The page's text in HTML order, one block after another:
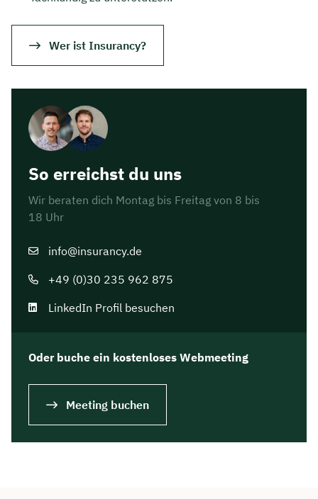
Wer ist Insurancy?
So erreichst du uns
Wir beraten dich Montag bis Freitag von 8 bis
18 Uhr
info@insurancy.de
+49 (0)30 235 962 875
LinkedIn Profil besuchen
Oder buche ein kostenloses Webmeeting
Meeting buchen
Dauer: ca. 30 Minuten
Kostenfrei & unverbindlich
Meeting buchen